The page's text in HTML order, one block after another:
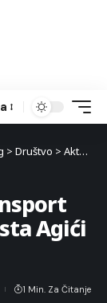
> Društvo > Aktuelnosti
Agići
1 Min. Za Čitanje